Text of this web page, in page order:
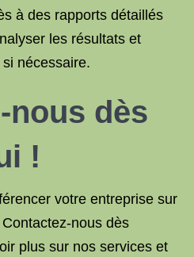
à des rapports détaillés
les résultats et
nécessaire.
nous dès
!
votre entreprise sur
nous dès
plus sur nos services et